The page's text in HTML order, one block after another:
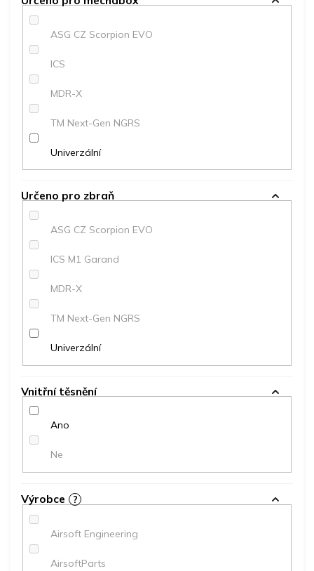
ASG CZ Scorpion EVO
ICS
MDR-X
TM Next-Gen NGRS
Univerzální
Určeno pro zbraň
ASG CZ Scorpion EVO
ICS M1 Garand
MDR-X
TM Next-Gen NGRS
Univerzální
Vnitřní těsnění
Ano
Ne
Výrobce ?
Airsoft Engineering
AirsoftParts